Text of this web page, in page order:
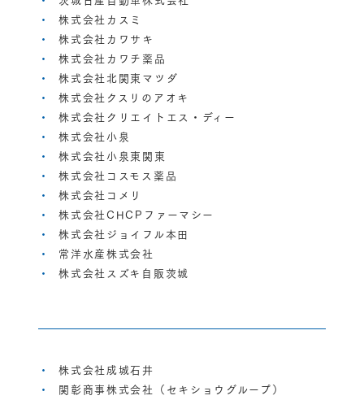
株式会社カスミ
株式会社カワサキ
株式会社カワチ薬品
株式会社北関東マツダ
株式会社クスリのアオキ
株式会社クリエイトエス・ディー
株式会社小泉
株式会社小泉東関東
株式会社コスモス薬品
株式会社コメリ
株式会社CHCPファーマシー
株式会社ジョイフル本田
常洋水産株式会社
株式会社スズキ自販茨城
株式会社成城石井
関彰商事株式会社（セキショウグループ）